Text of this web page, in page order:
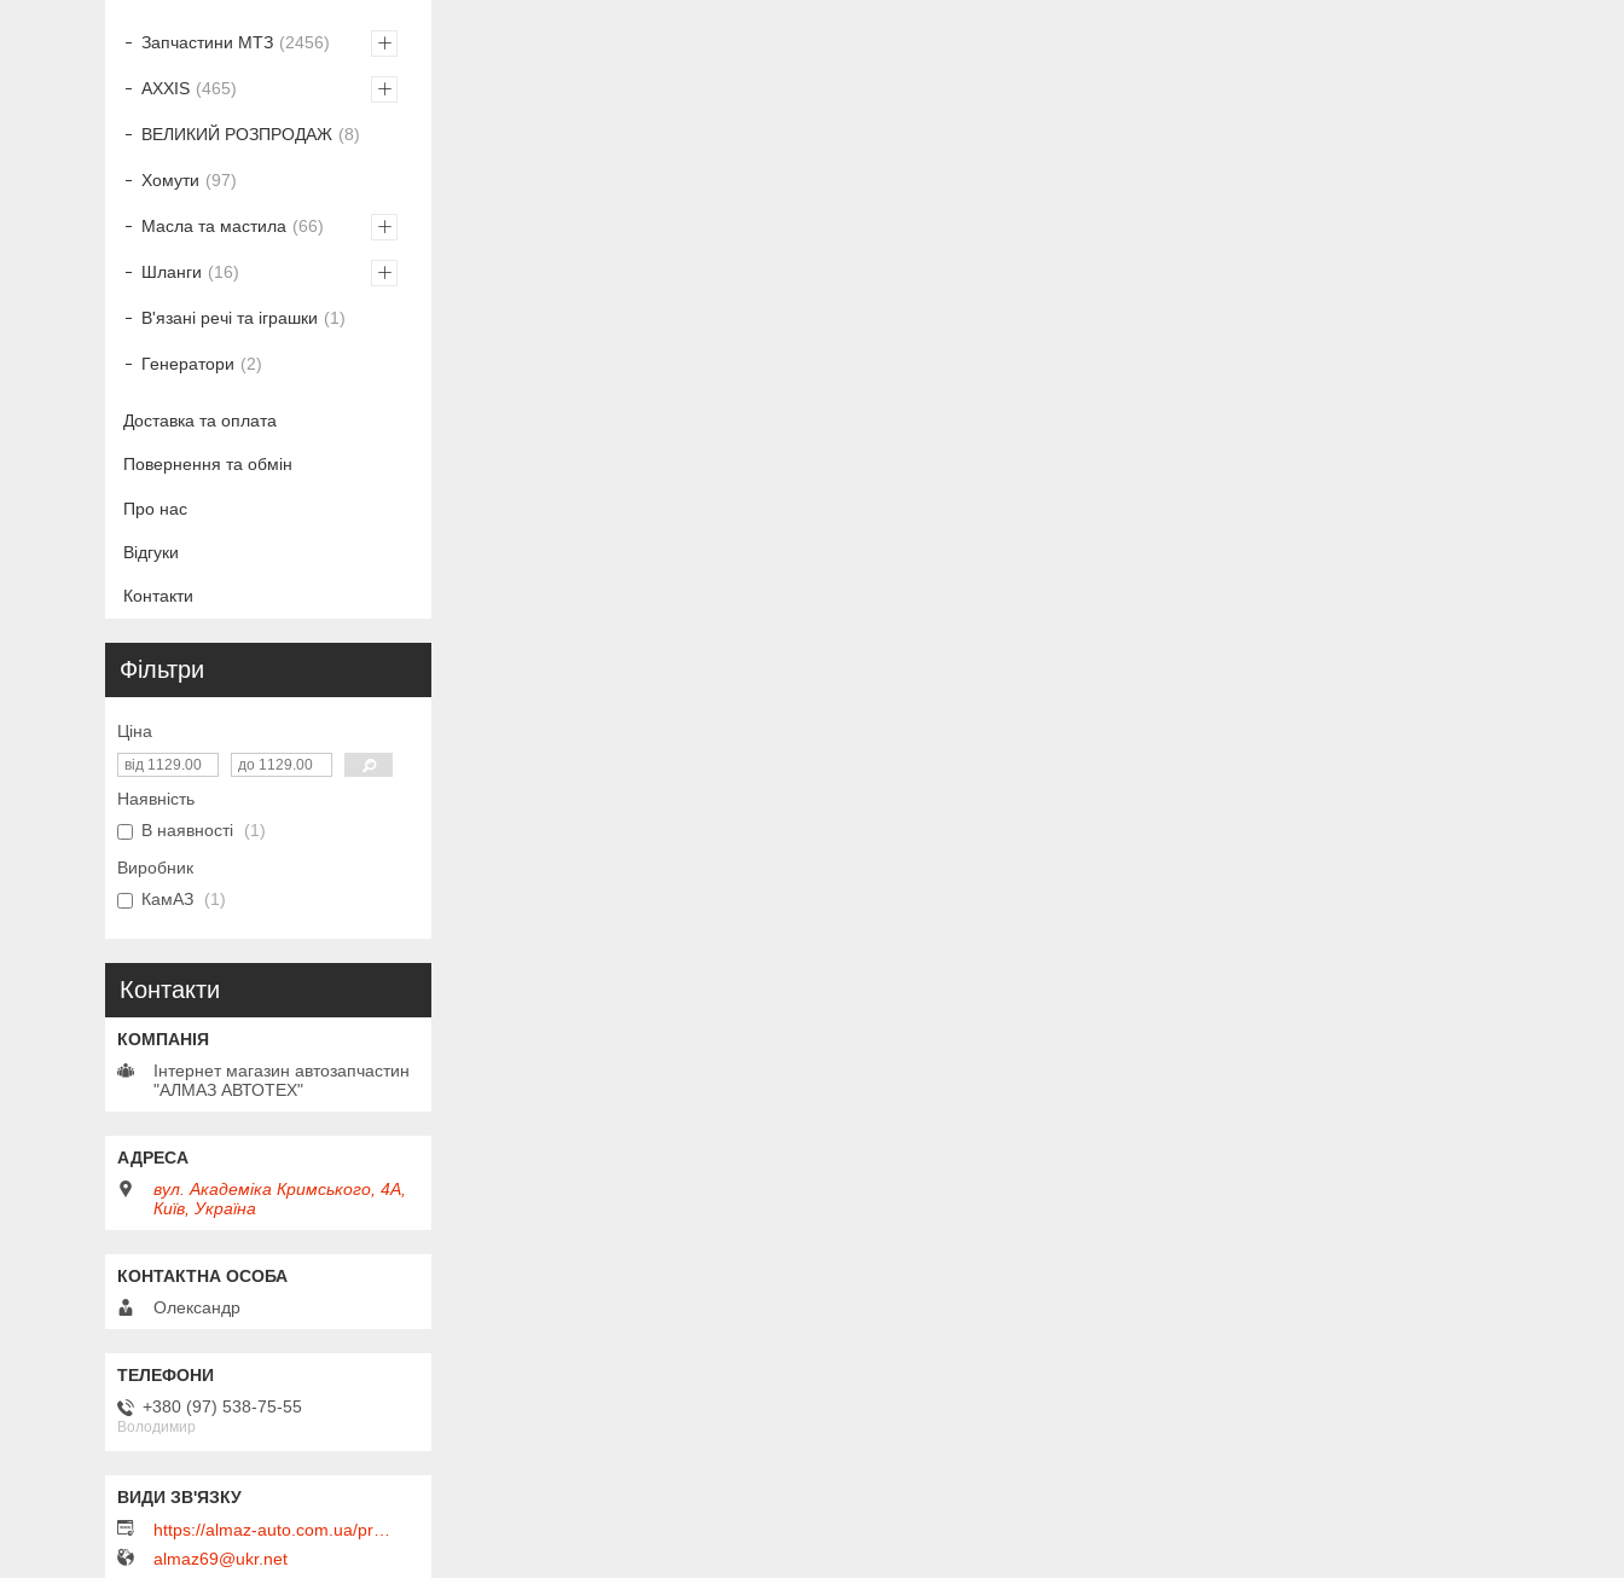
Запчастини МТЗ 2456
AXXIS 465
ВЕЛИКИЙ РОЗПРОДАЖ 8
Хомути 97
Масла та мастила 66
Шланги 16
В'язані речі та іграшки 1
Генератори 2
Доставка та оплата
Повернення та обмін
Про нас
Відгуки
Контакти
Фільтри
Ціна
Наявність
В наявності
1
Виробник
КамАЗ
1
Контакти
Інтернет магазин автозапчастин
"АЛМАЗ АВТОТЕХ"
вул. Академіка Кримського, 4А,
Київ, Україна
Олександр
+380 (97) 538-75-55
Володимир
almaz69@ukr.net